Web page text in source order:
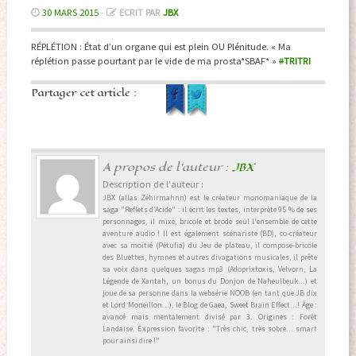
30 MARS 2015- ECRIT PAR JBX
RÉPLÉTION : État d’un organe qui est plein OU Plénitude. « Ma
réplétion passe pourtant par le vide de ma prosta*SBAF* » #TRITRI
Partager cet article :
A propos de l'auteur :JBX
Description de l'auteur :
JBX (alias Zéhirmahnn) est le créateur monomaniaque de la
saga "Reflets d’Acide" : il écrit les textes, interprète 95 % de ses
personnages, il mixe, bricole et brode seul l'ensemble de cette
aventure audio ! Il est également scénariste (BD), co-créateur
avec sa moitié (Pétulia) du Jeu de plateau, il compose-bricole
des Bluettes, hymnes et autres divagations musicales, il prête
sa voix dans quelques sagas mp3 (Adoprixtoxis, Velvorn, La
Légende de Xantah, un bonus du Donjon de Naheulbeuk...) et
joue de sa personne dans la websérie NOOB (en tant que JB dix
et Lord Moneillon...), le Blog de Gaea, Sweet Brain Effect...! Âge :
avancé mais mentalement divisé par 3. Origines : Forêt
Landaise. Expression favorite : "Très chic, très sobre... smart
pour ainsi dire !"